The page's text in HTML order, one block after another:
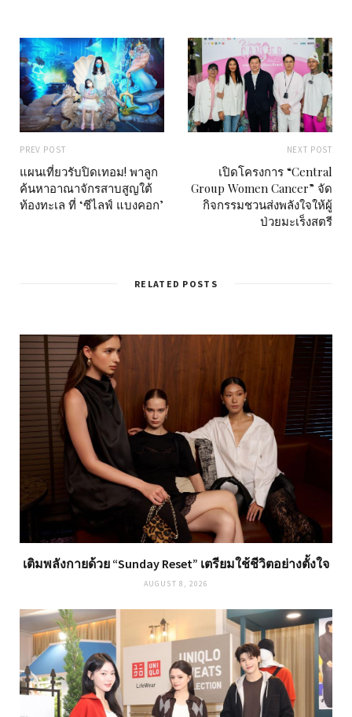
PREV POST
แผนเที่ยวรับปิดเทอม! พาลูก
ค้นหาอาณาจักรสาบสูญใต้
ท้องทะเล ที่ ‘ซีไลฟ์ แบงคอก’
NEXT POST
เปิดโครงการ “Central
Group Women Cancer” จัด
กิจกรรมชวนส่งพลังใจให้ผู้
ป่วยมะเร็งสตรี
RELATED POSTS
เติมพลังกายด้วย “Sunday Reset” เตรียมใช้ชีวิตอย่างตั้งใจ
AUGUST 8, 2026